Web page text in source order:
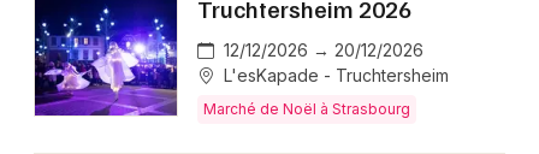
Truchtersheim 2026
12/12/2026 → 20/12/2026
L'esKapade - Truchtersheim
Marché de Noël à Strasbourg